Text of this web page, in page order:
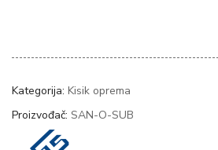
Kategorija: Kisik oprema
Proizvođač: SAN-O-SUB